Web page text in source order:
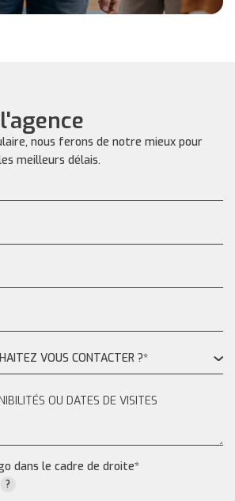
nous ferons de notre mieux pour
meilleurs délais.
VOUS CONTACTER ?*
dans le cadre de droite*